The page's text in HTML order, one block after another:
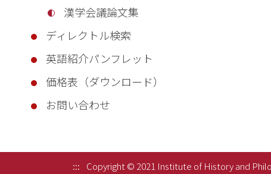
漢学会議論文集
ディレクトル検索
英語紹介パンフレット
価格表（ダウンロード）
お問い合わせ
::: Copyright © 2021 Institute of History and